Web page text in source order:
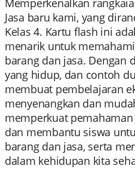
Memperkenalkan
Jasa baru kami, yang
Kelas 4. Kartu flash ini
menarik untuk
barang dan jasa. Dengan
yang hidup, dan contoh
membuat pembelajaran
menyenangkan dan
memperkuat
dan membantu siswa
barang dan jasa, serta
dalam kehidupan kita